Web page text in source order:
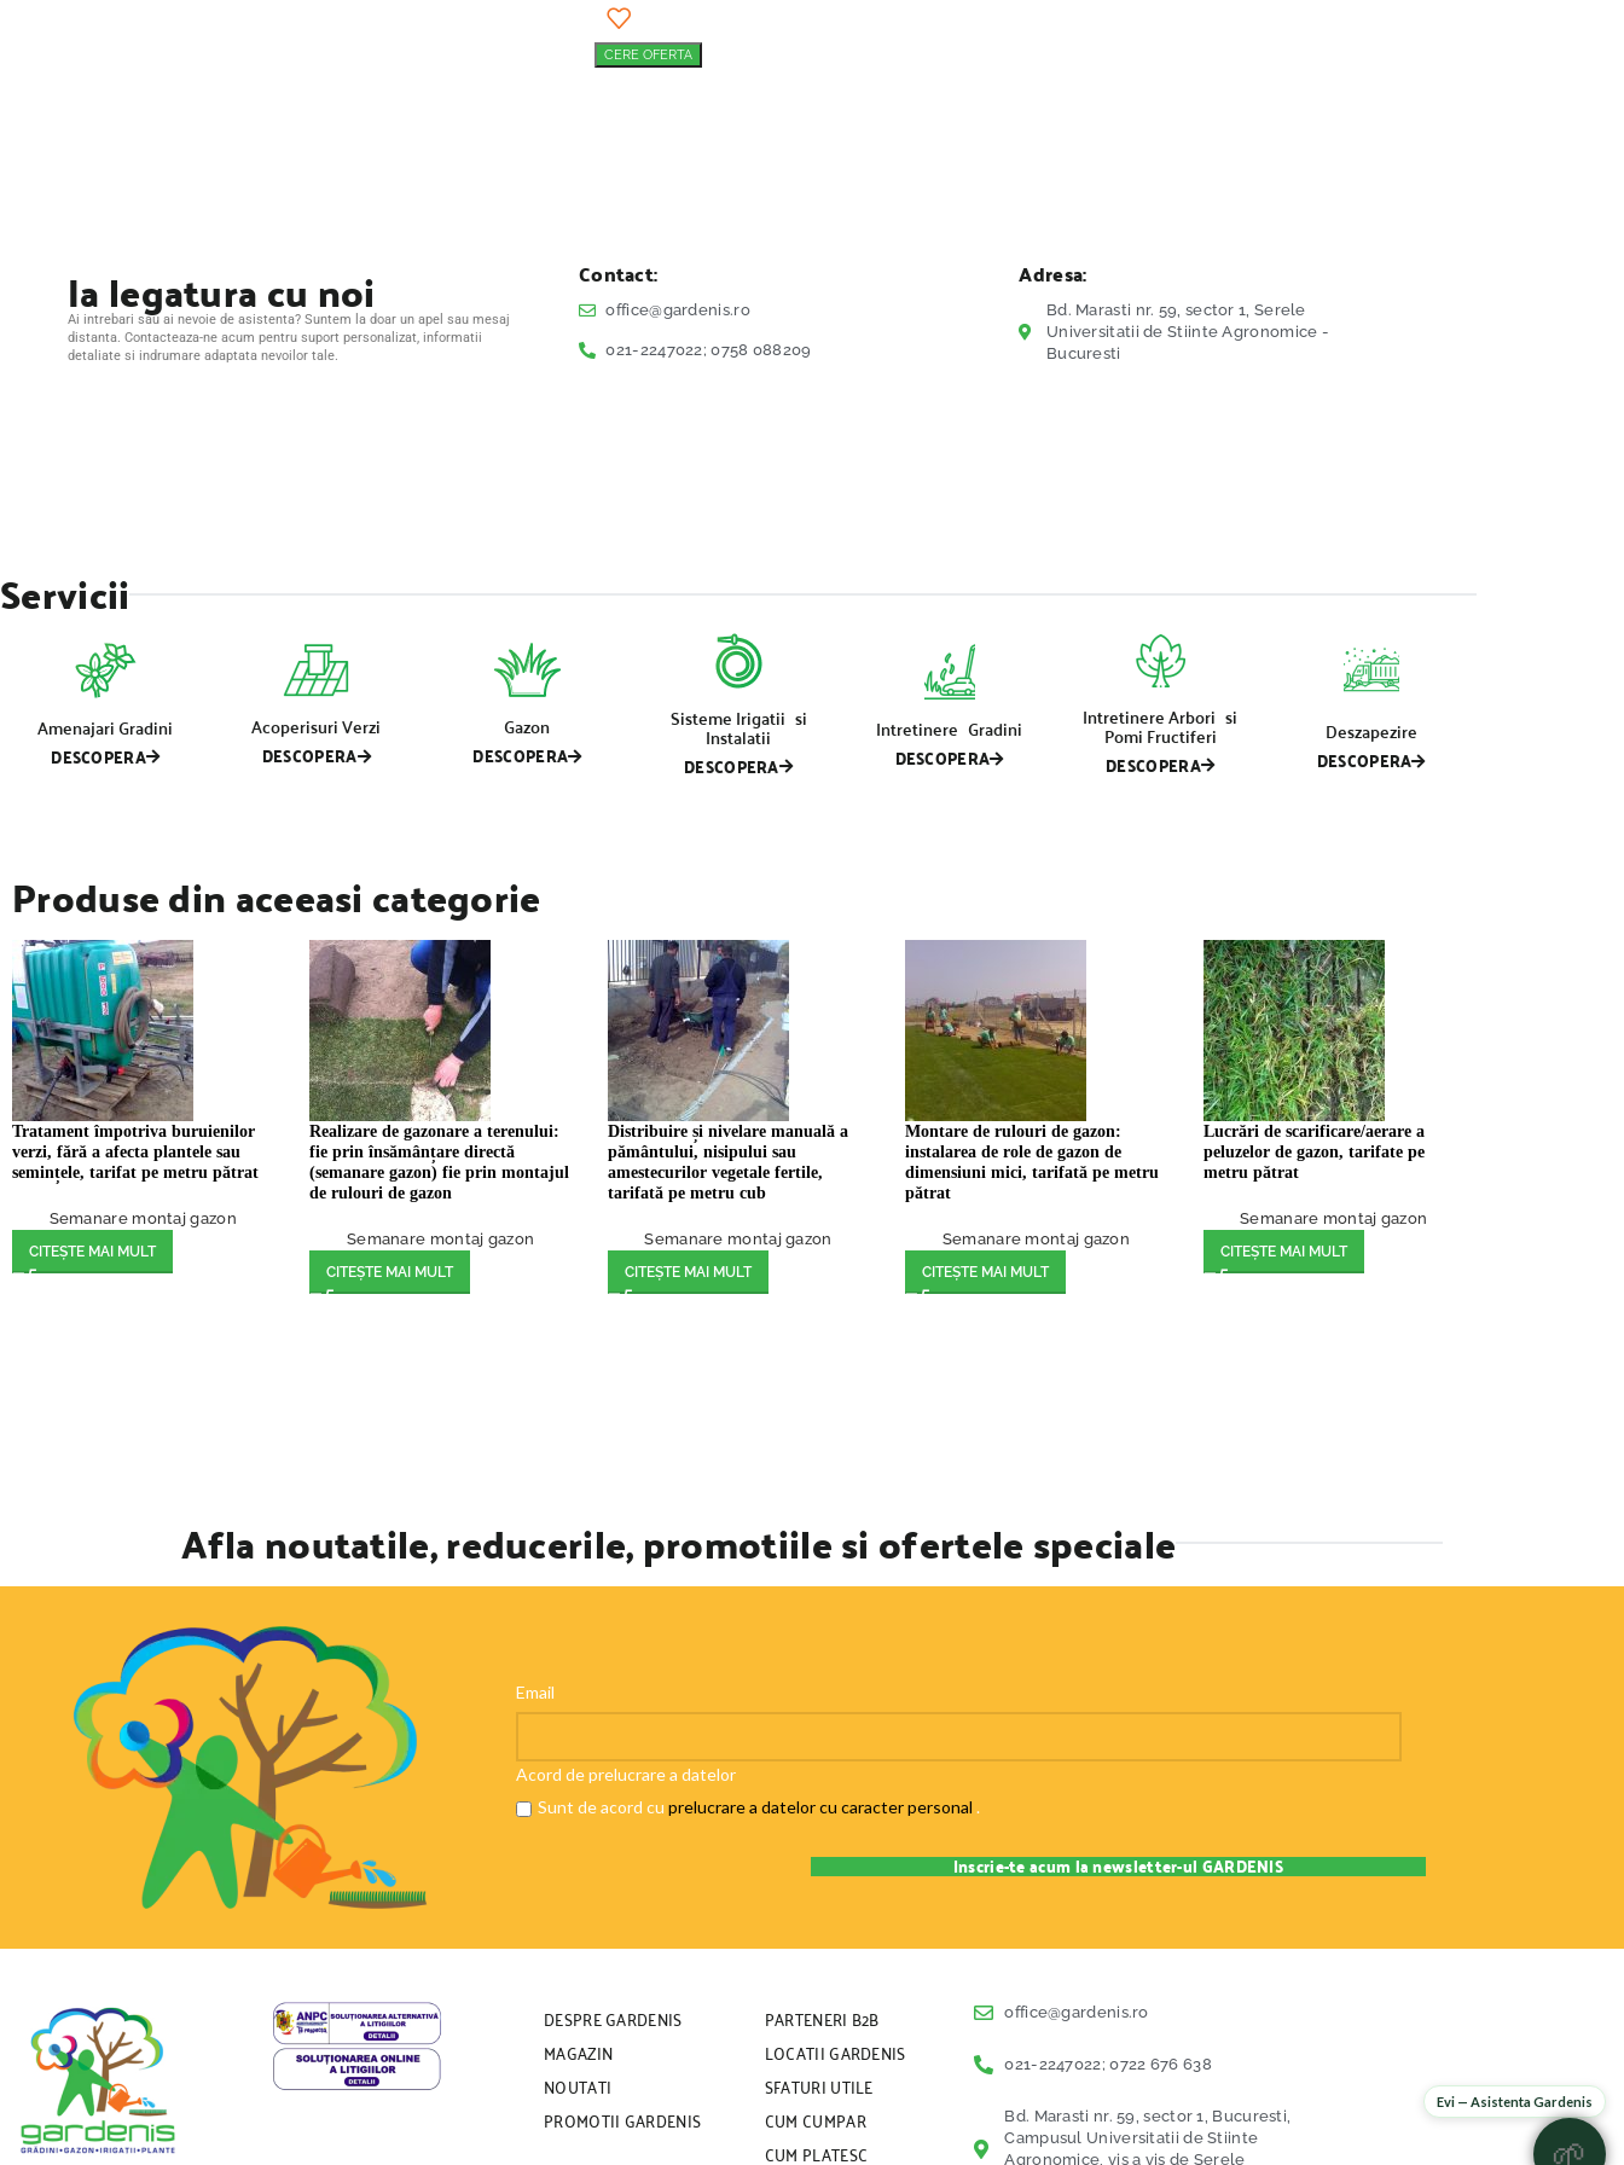
CERE OFERTA
Ia legatura cu noi
Ai intrebari sau ai nevoie de asistenta? Suntem la doar un apel sau mesaj
distanta. Contacteaza-ne acum pentru suport personalizat, informatii
detaliate si indrumare adaptata nevoilor tale.
Contact:
office@gardenis.ro
021-2247022; 0758 088209
Adresa:
Bd. Marasti nr. 59, sector 1, Serele
Universitatii de Stiinte Agronomice -
Bucuresti
Servicii
Amenajari Gradini
DESCOPERA
Acoperisuri Verzi
DESCOPERA
Gazon
DESCOPERA
Sisteme Irigatii si
Instalatii
DESCOPERA
Intretinere Gradini
DESCOPERA
Intretinere Arbori si
Pomi Fructiferi
DESCOPERA
Deszapezire
DESCOPERA
Produse din aceeasi categorie
Tratament împotriva buruienilor
verzi, fără a afecta plantele sau
semințele, tarifat pe metru pătrat
Semanare montaj gazon
CITEȘTE MAI MULT
Realizare de gazonare a terenului:
fie prin însămânțare directă
(semanare gazon) fie prin montajul
de rulouri de gazon
Semanare montaj gazon
CITEȘTE MAI MULT
Distribuire și nivelare manuală a
pământului, nisipului sau
amestecurilor vegetale fertile,
tarifată pe metru cub
Semanare montaj gazon
CITEȘTE MAI MULT
Montare de rulouri de gazon:
instalarea de role de gazon de
dimensiuni mici, tarifată pe metru
pătrat
Semanare montaj gazon
CITEȘTE MAI MULT
Lucrări de scarificare/aerare a
peluzelor de gazon, tarifate pe
metru pătrat
Semanare montaj gazon
CITEȘTE MAI MULT
Afla noutatile, reducerile, promotiile si ofertele speciale
Email
Acord de prelucrare a datelor
Sunt de acord cu prelucrare a datelor cu caracter personal .
DESPRE GARDENIS
MAGAZIN
NOUTATI
PROMOTII GARDENIS
PARTENERI B2B
LOCATII GARDENIS
SFATURI UTILE
CUM CUMPAR
CUM PLATESC
office@gardenis.ro
021-2247022; 0722 676 638
Bd. Marasti nr. 59, sector 1, Bucuresti,
Campusul Universitatii de Stiinte
Agronomice, vis a vis de Serele
Evi — Asistenta Gardenis
🌱